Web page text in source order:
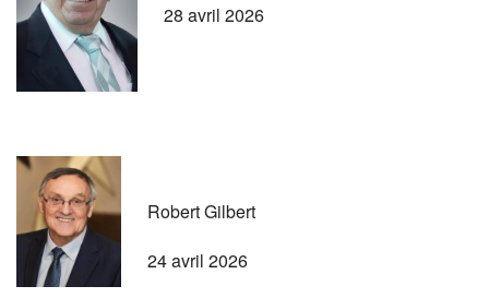
28 avril 2026
Robert Gilbert
24 avril 2026